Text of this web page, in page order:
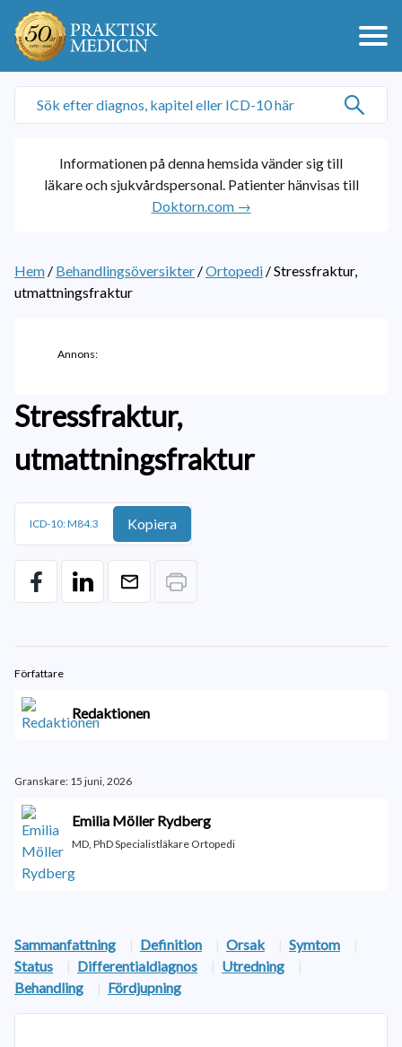
Informationen på denna hemsida vänder sig till
läkare och sjukvårdspersonal. Patienter hänvisas till
Doktorn.com →
Hem / Behandlingsöversikter /Ortopedi /Stressfraktur,
utmattningsfraktur
Annons:
Stressfraktur,
utmattningsfraktur
ICD-10: M84.3 Kopiera
Författare
Redaktionen
Granskare: 15 juni, 2026
Emilia Möller Rydberg
MD, PhD Specialistläkare Ortopedi
Sammanfattning | Definition | Orsak | Symtom
|
Status
| Differentialdiagnos | Utredning
|
Behandling
| Fördjupning